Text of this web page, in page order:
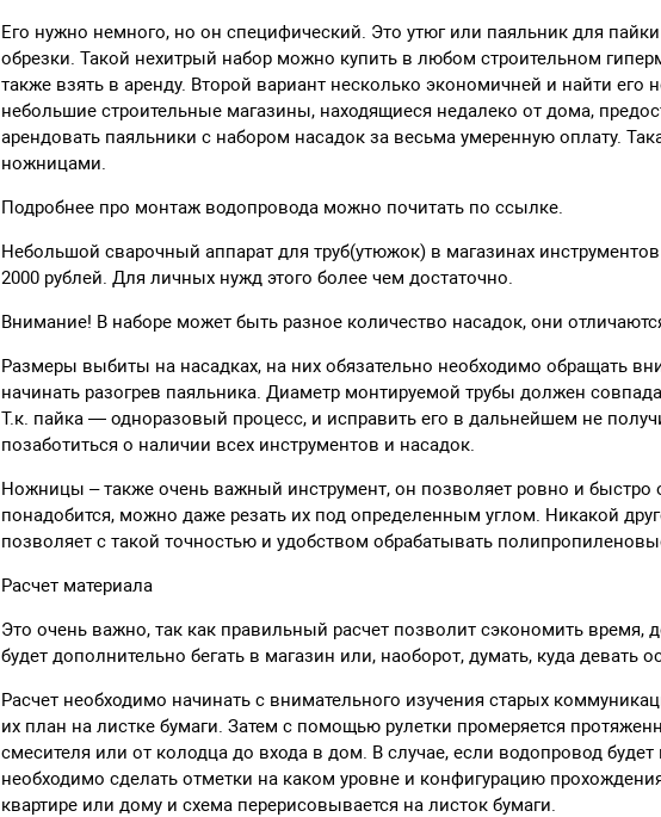
Его нужно немного, но он специфический. Это утюг или паяльник для
обрезки. Такой нехитрый набор можно купить в любом строительном
также взять в аренду. Второй вариант несколько экономичней и найти его
небольшие строительные магазины, находящиеся недалеко от дома,
арендовать паяльники с набором насадок за весьма умеренную оплату.
ножницами.
Подробнее про монтаж водопровода можно почитать по ссылке.
Небольшой сварочный аппарат для труб(утюжок) в магазинах
2000 рублей. Для личных нужд этого более чем достаточно.
Внимание! В наборе может быть разное количество насадок, они
Размеры выбиты на насадках, на них обязательно необходимо обращать
начинать разогрев паяльника. Диаметр монтируемой трубы должен
Т.к. пайка — одноразовый процесс, и исправить его в дальнейшем не
позаботиться о наличии всех инструментов и насадок.
Ножницы – также очень важный инструмент, он позволяет ровно и быстро
понадобится, можно даже резать их под определенным углом. Никакой
позволяет с такой точностью и удобством обрабатывать
Расчет материала
Это очень важно, так как правильный расчет позволит сэкономить время,
будет дополнительно бегать в магазин или, наоборот, думать, куда девать
Расчет необходимо начинать с внимательного изучения старых
их план на листке бумаги. Затем с помощью рулетки промеряется
смесителя или от колодца до входа в дом. В случае, если водопровод
необходимо сделать отметки на каком уровне и конфигурацию
квартире или дому и схема перерисовывается на листок бумаги.